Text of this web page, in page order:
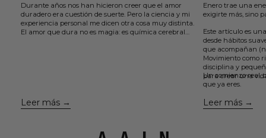
Durante años nos han hicieron creer que el amor
duradero era cuestión de suerte. Pero la ciencia y mi
experiencia personal me dicen otra cosa muy distinta.
El amor que dura no es magia: es química cerebral
Leer más
Enero trae una
exigirte más, sino
Este artículo es
desde hábitos
que acompañan
Movimiento como
disciplina y
para crear una
Un comienzo real,
que ya eres.
Leer más